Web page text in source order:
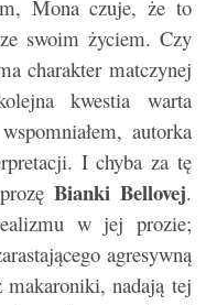
Mona czuje, że to
swoim życiem. Czy
charakter matczynej
kwestia warta
autorka
I chyba za tę
Bianki Bellovej.
w jej prozie;
agresywną
nadają tej